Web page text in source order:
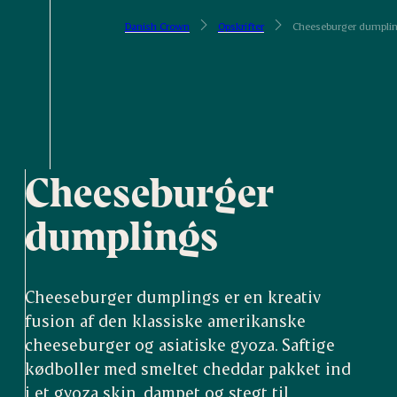
Danish Crown Opskrifter Cheeseburger
Cheeseburger
dumplings
Cheeseburger dumplings er en kreativ
fusion af den klassiske amerikanske
cheeseburger og asiatiske gyoza. Saftige
kødboller med smeltet cheddar pakket ind
i et gyoza skin, dampet og stegt til